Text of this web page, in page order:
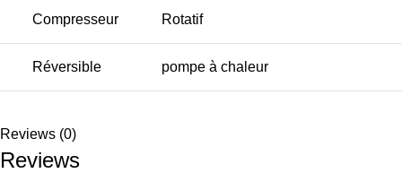
Compresseur Rotatif
Réversible pompe à chaleur
Reviews (0)
Reviews